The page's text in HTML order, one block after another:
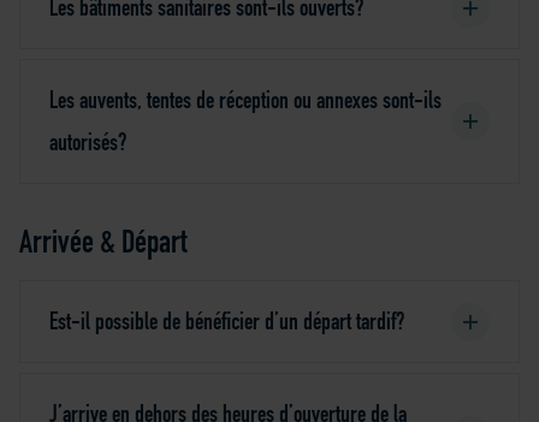
Les bâtiments sanitaires sont-ils ouverts?
Les auvents, tentes de réception ou annexes sont-ils
autorisés?
Arrivée & Départ
Est-il possible de bénéficier d’un départ tardif?
J’arrive en dehors des heures d’ouverture de la